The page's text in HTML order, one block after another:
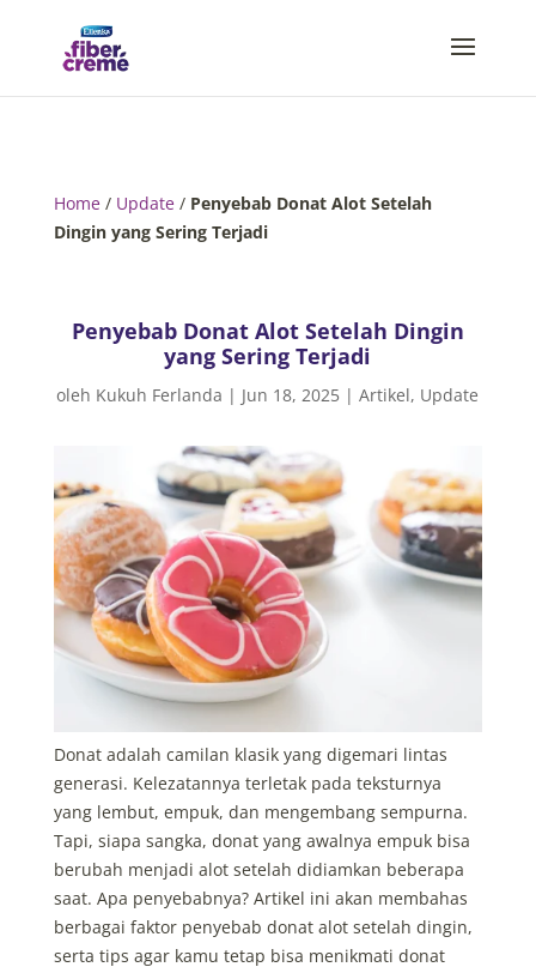
Home/ Update/ Penyebab Donat Alot Setelah
Dingin yang Sering Terjadi
Penyebab Donat Alot Setelah Dingin
yang Sering Terjadi
oleh Kukuh Ferlanda | Jun 18, 2025 |Artikel, Update
Donat adalah camilan klasik yang digemari lintas
generasi. Kelezatannya terletak pada teksturnya
yang lembut, empuk, dan mengembang sempurna.
Tapi, siapa sangka, donat yang awalnya empuk bisa
berubah menjadi alot setelah didiamkan beberapa
saat. Apa penyebabnya? Artikel ini akan membahas
berbagai faktor penyebab donat alot setelah dingin,
serta tips agar kamu tetap bisa menikmati donat